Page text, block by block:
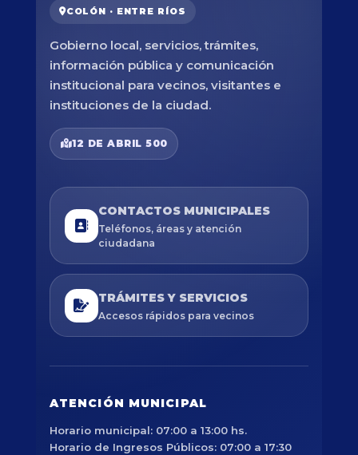
COLÓN · ENTRE RÍOS
Gobierno local, servicios, trámites,
información pública y comunicación
institucional para vecinos, visitantes e
instituciones de la ciudad.
12 DE ABRIL 500
CONTACTOS MUNICIPALES
Teléfonos, áreas y atención
ciudadana
TRÁMITES Y SERVICIOS
Accesos rápidos para vecinos
ATENCIÓN MUNICIPAL
Horario municipal: 07:00 a 13:00 hs.
Horario de Ingresos Públicos: 07:00 a 17:30